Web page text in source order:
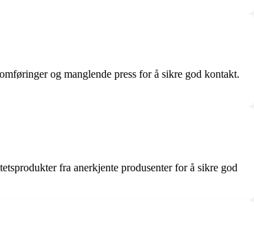
og manglende press for å sikre god kontakt.
fra anerkjente produsenter for å sikre god